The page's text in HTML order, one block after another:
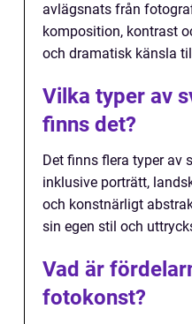
avlägsnats från
komposition, kontrast
och dramatisk känsla
Vilka typer av
finns det?
Det finns flera typer av
inklusive porträtt,
och konstnärligt
sin egen stil och
Vad är
fotokonst?